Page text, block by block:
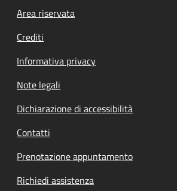
Footer menu
Area riservata
Crediti
Informativa privacy
Note legali
Dichiarazione di accessibilità
Contatti
Prenotazione appuntamento
Richiedi assistenza